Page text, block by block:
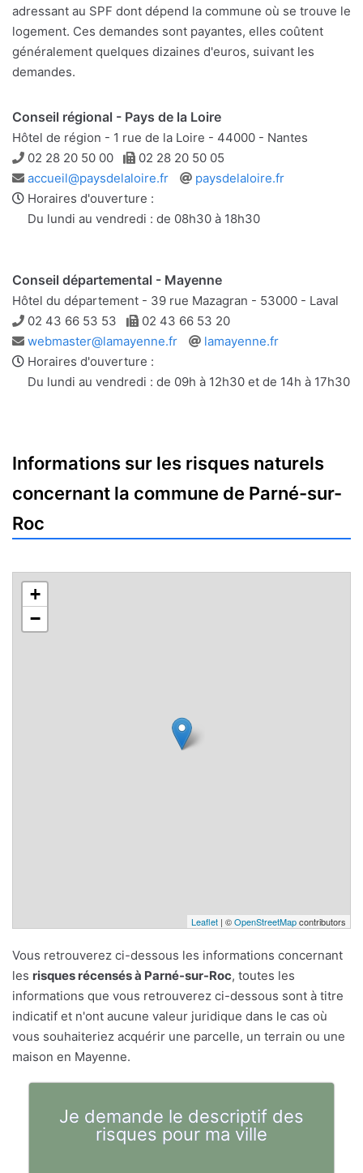
adressant au SPF dont dépend la commune où se trouve le
logement. Ces demandes sont payantes, elles coûtent
généralement quelques dizaines d'euros, suivant les
demandes.
Conseil régional - Pays de la Loire
Hôtel de région - 1 rue de la Loire - 44000 - Nantes
Téléphone
02 28 20 50 00 Télécopie
02 28 20 50 05
Adresse
e-
mail
accueil@paysdelaloire.fr
Site
paysdelaloire.fr
Horaires d'ouverture :
Du lundi au vendredi : de 08h30 à 18h30
Conseil départemental - Mayenne
Hôtel du département - 39 rue Mazagran - 53000 - Laval
Téléphone
02 43 66 53 53 Télécopie
02 43 66 53 20
Adresse
e-
mail
webmaster@lamayenne.fr
Site
lamayenne.fr
Horaires d'ouverture :
Du lundi au vendredi : de 09h à 12h30 et de 14h à 17h30
Informations sur les risques naturels
concernant la commune de Parné-sur-
Roc
+
−
Leaflet | ©OpenStreetMapcontributors
Vous retrouverez ci-dessous les informations concernant
les risques récensés à Parné-sur-Roc, toutes les
informations que vous retrouverez ci-dessous sont à titre
indicatif et n'ont aucune valeur juridique dans le cas où
vous souhaiteriez acquérir une parcelle, un terrain ou une
maison en Mayenne.
Je demande le descriptif des
risques pour ma ville